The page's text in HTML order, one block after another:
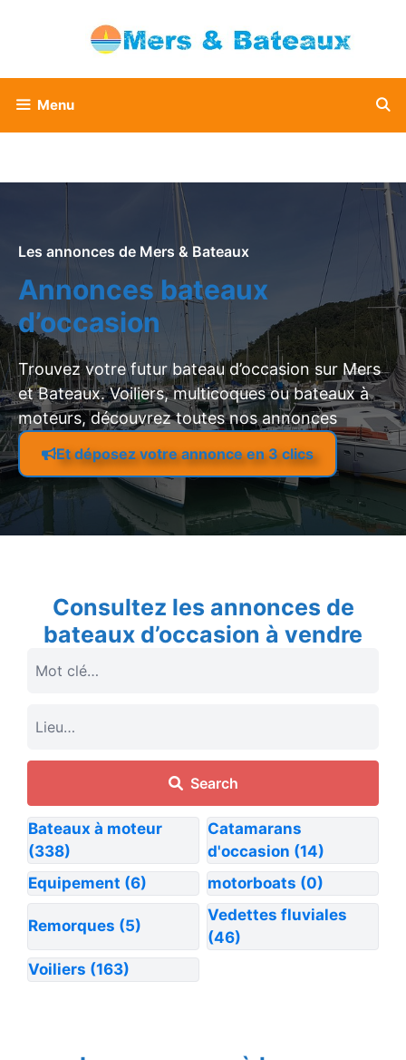
Menu
Les annonces de Mers & Bateaux
Annonces bateaux
d’occasion
Trouvez votre futur bateau d’occasion sur Mers
et Bateaux. Voiliers, multicoques ou bateaux à
moteurs, découvrez toutes nos annonces
Et déposez votre annonce en 3 clics
Consultez les annonces de
bateaux d’occasion à vendre
Search
Bateaux à moteur
(338)
Catamarans
d'occasion (14)
Equipement (6) motorboats (0)
Remorques (5)
Vedettes fluviales
(46)
Voiliers (163)